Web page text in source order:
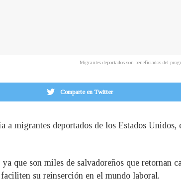
Migrantes deportados son beneficiados del
Comparte en Twitter
migrantes deportados de los Estados Unidos,
que son miles de salvadoreños que retornan
su reinserción en el mundo laboral.